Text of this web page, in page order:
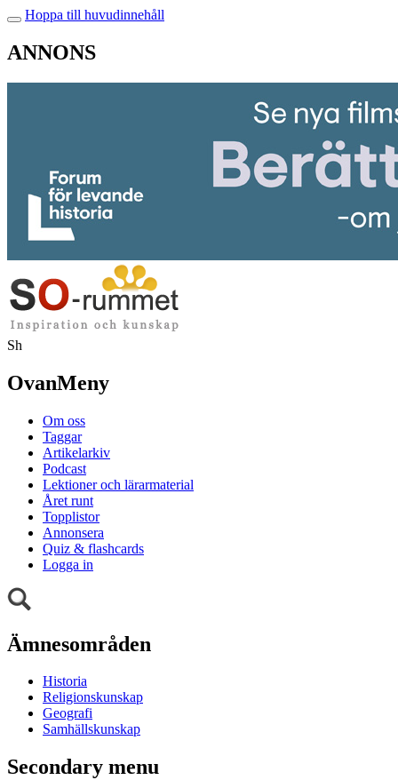
Hoppa till huvudinnehåll
ANNONS
Sh
OvanMeny
Om oss
Taggar
Artikelarkiv
Podcast
Lektioner och lärarmaterial
Året runt
Topplistor
Annonsera
Quiz & flashcards
Logga in
Ämnesområden
Historia
Religionskunskap
Geografi
Samhällskunskap
Secondary menu